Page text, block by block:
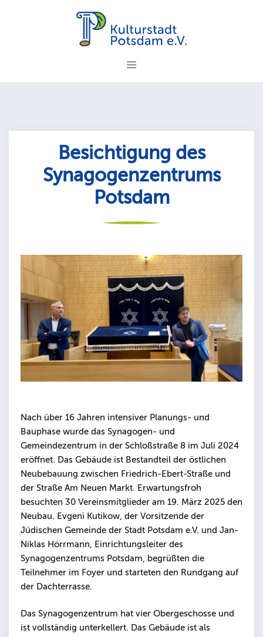
Besichtigung des
Synagogenzentrums
Potsdam
Nach über 16 Jahren intensiver Planungs- und
Bauphase wurde das Synagogen- und
Gemeindezentrum in der Schloßstraße 8 im Juli 2024
eröffnet. Das Gebäude ist Bestandteil der östlichen
Neubebauung zwischen Friedrich-Ebert-Straße und
der Straße Am Neuen Markt. Erwartungsfroh
besuchten 30 Vereinsmitglieder am 19. März 2025 den
Neubau. Evgeni Kutikow, der Vorsitzende der
Jüdischen Gemeinde der Stadt Potsdam e.V. und Jan-
Niklas Hörrmann, Einrichtungsleiter des
Synagogenzentrums Potsdam, begrüßten die
Teilnehmer im Foyer und starteten den Rundgang auf
der Dachterrasse.
Das Synagogenzentrum hat vier Obergeschosse und
ist vollständig unterkellert. Das Gebäude ist als